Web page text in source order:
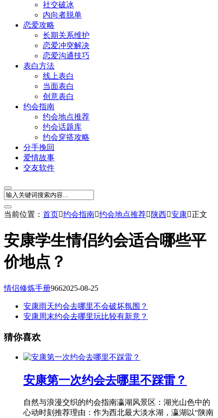
社交破冰
内向者脱单
恋爱攻略
长期关系维护
恋爱冲突解决
恋爱沟通技巧
表白方法
线上表白
当面表白
创意表白
约会指南
约会地点推荐
约会话题库
约会穿搭攻略
分手挽回
爱情故事
交友软件
当前位置： 首页约会指南约会地点推荐 陕西安康正文
安康学生情侣约会适合哪些平
价地点？
情侣修炼手册9662025-08-25
安康雨天约会去哪里不会破坏氛围？
安康周末约会去哪里玩比较有新意？
猜你喜欢
安康第一次约会去哪里不踩雷？
自然与浪漫交织的约会指南瀛湖风景区：湖光山色中的
心动时刻推荐理由：作为西北最大淡水湖，瀛湖以“陕南